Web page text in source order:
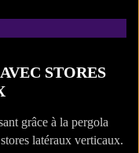
STORES
grâce à la pergola
latéraux verticaux.